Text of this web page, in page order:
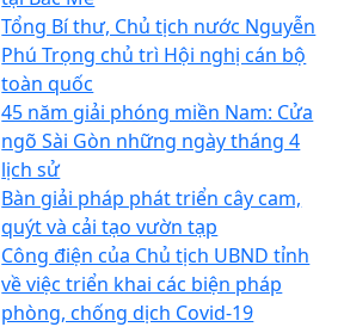
Tổng Bí thư, Chủ tịch nước Nguyễn
Phú Trọng chủ trì Hội nghị cán bộ
toàn quốc
45 năm giải phóng miền Nam: Cửa
ngõ Sài Gòn những ngày tháng 4
lịch sử
Bàn giải pháp phát triển cây cam,
quýt và cải tạo vườn tạp
Công điện của Chủ tịch UBND tỉnh
về việc triển khai các biện pháp
phòng, chống dịch Covid-19